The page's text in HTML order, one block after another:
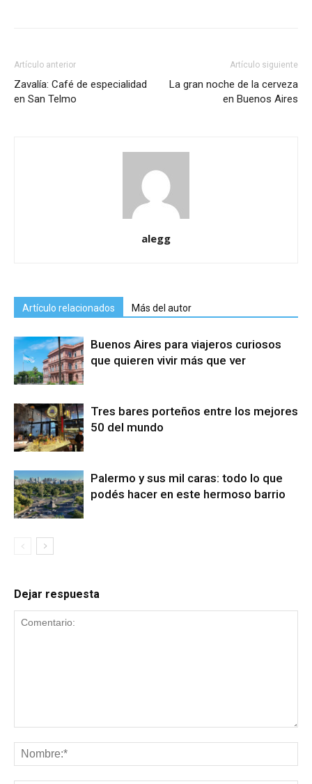
Artículo anterior
Zavalía: Café de especialidad
en San Telmo
Artículo siguiente
La gran noche de la cerveza
en Buenos Aires
alegg
Artículo relacionados Más del autor
Buenos Aires para viajeros curiosos
que quieren vivir más que ver
Tres bares porteños entre los mejores
50 del mundo
Palermo y sus mil caras: todo lo que
podés hacer en este hermoso barrio
Dejar respuesta